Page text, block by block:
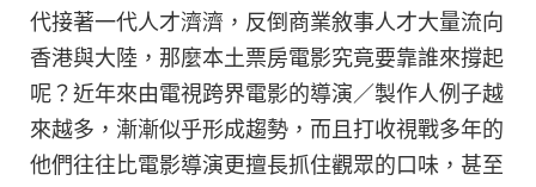
代接著一代人才濟濟，反倒商業敘事人才大量流向
香港與大陸，那麼本土票房電影究竟要靠誰來撐起
呢？近年來由電視跨界電影的導演／製作人例子越
來越多，漸漸似乎形成趨勢，而且打收視戰多年的
他們往往比電影導演更擅長抓住觀眾的口味，甚至